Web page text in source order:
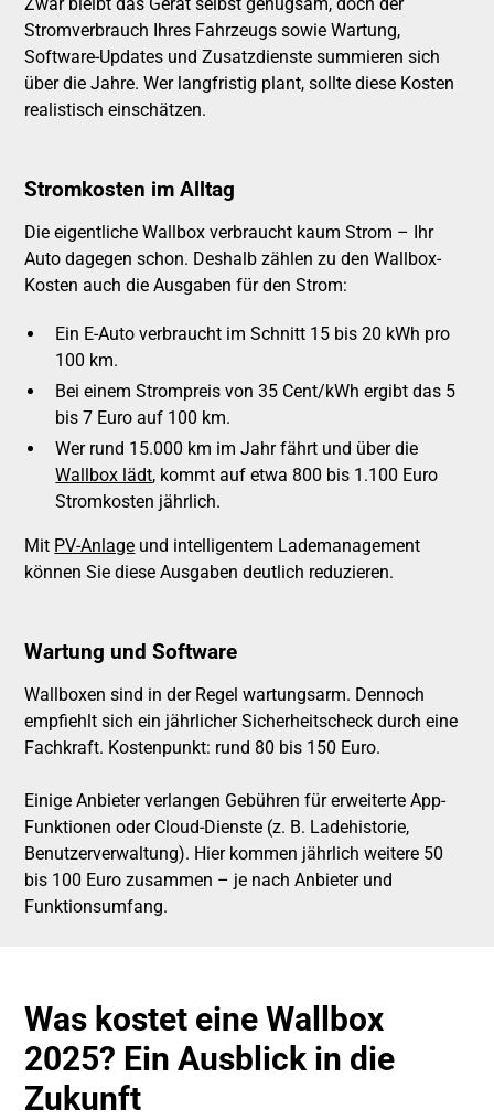
Stromverbrauch Ihres Fahrzeugs sowie Wartung,
Software-Updates und Zusatzdienste summieren sich
über die Jahre. Wer langfristig plant, sollte diese Kosten
realistisch einschätzen.
Stromkosten im Alltag
Die eigentliche Wallbox verbraucht kaum Strom – Ihr
Auto dagegen schon. Deshalb zählen zu den Wallbox-
Kosten auch die Ausgaben für den Strom:
Ein E-Auto verbraucht im Schnitt 15 bis 20 kWh pro
100 km.
Bei einem Strompreis von 35 Cent/kWh ergibt das 5
bis 7 Euro auf 100 km.
Wer rund 15.000 km im Jahr fährt und über die
Wallbox lädt, kommt auf etwa 800 bis 1.100 Euro
Stromkosten jährlich.
Mit PV-Anlage und intelligentem Lademanagement
können Sie diese Ausgaben deutlich reduzieren.
Wartung und Software
Wallboxen sind in der Regel wartungsarm. Dennoch
empfiehlt sich ein jährlicher Sicherheitscheck durch eine
Fachkraft. Kostenpunkt: rund 80 bis 150 Euro.
Einige Anbieter verlangen Gebühren für erweiterte App-
Funktionen oder Cloud-Dienste (z. B. Ladehistorie,
Benutzerverwaltung). Hier kommen jährlich weitere 50
bis 100 Euro zusammen – je nach Anbieter und
Funktionsumfang.
Was kostet eine Wallbox
2025? Ein Ausblick in die
Zukunft